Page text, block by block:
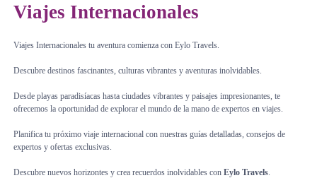
Viajes Internacionales
Viajes Internacionales tu aventura comienza con Eylo Travels.
Descubre destinos fascinantes, culturas vibrantes y aventuras inolvidables.
Desde playas paradisíacas hasta ciudades vibrantes y paisajes impresionantes, te
ofrecemos la oportunidad de explorar el mundo de la mano de expertos en viajes.
Planifica tu próximo viaje internacional con nuestras guías detalladas, consejos de
expertos y ofertas exclusivas.
Descubre nuevos horizontes y crea recuerdos inolvidables conEylo Travels.